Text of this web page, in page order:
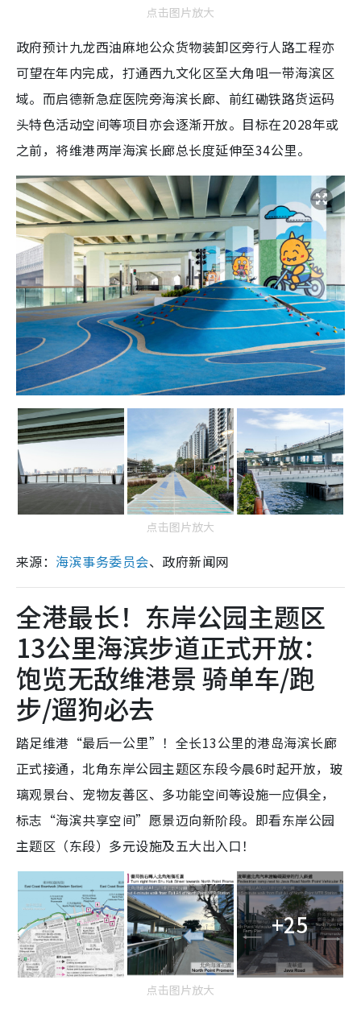
点击图片放大
政府预计九龙西油麻地公众货物装卸区旁行人路工程亦
可望在年内完成，打通西九文化区至大角咀一带海滨区
域。而启德新急症医院旁海滨长廊、前红磡铁路货运码
头特色活动空间等项目亦会逐渐开放。目标在2028年或
之前，将维港两岸海滨长廊总长度延伸至34公里。
点击图片放大
来源： 海滨事务委员会、政府新闻网
全港最长！东岸公园主题区
13公里海滨步道正式开放：
饱览无敌维港景 骑单车/跑
步/遛狗必去
踏足维港“最后一公里”！全长13公里的港岛海滨长廊
正式接通，北角东岸公园主题区东段今晨6时起开放，玻
璃观景台、宠物友善区、多功能空间等设施一应俱全，
标志“海滨共享空间”愿景迈向新阶段。即看东岸公园
主题区（东段）多元设施及五大出入口！
+25
点击图片放大